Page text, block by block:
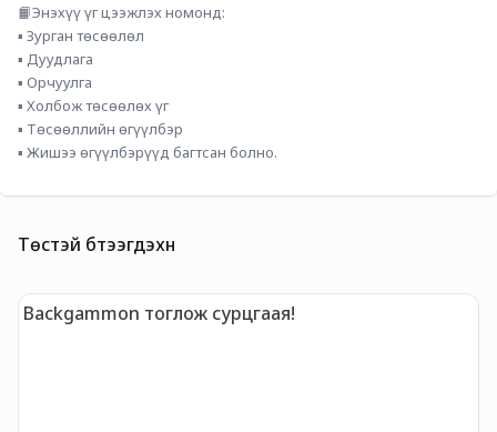
📙Энэхүү үг цээжлэх номонд:
▪️ Зурган төсөөлөл
▪️ Дуудлага
▪️ Орчуулга
▪️ Холбож төсөөлөх үг
▪️ Төсөөллийн өгүүлбэр
▪️ Жишээ өгүүлбэрүүд багтсан болно.
Төстэй бүтээгдэхүүн
Backgammon тоглож сурцгаая!